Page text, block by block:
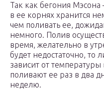
Так как бегония Мэсона
в ее корнях хранится
чем поливать ее,
немного. Полив
время, желательно в
будет недостаточно, то
зависит от
поливают ее раз в два
неделю.